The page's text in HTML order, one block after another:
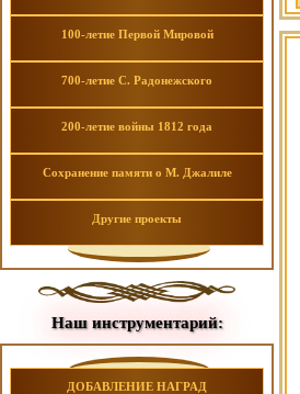
100-летие Первой Мировой
700-летие С. Радонежского
200-летие войны 1812 года
Сохранение памяти о М. Джалиле
Другие проекты
Наш инструментарий:
ДОБАВЛЕНИЕ НАГРАД